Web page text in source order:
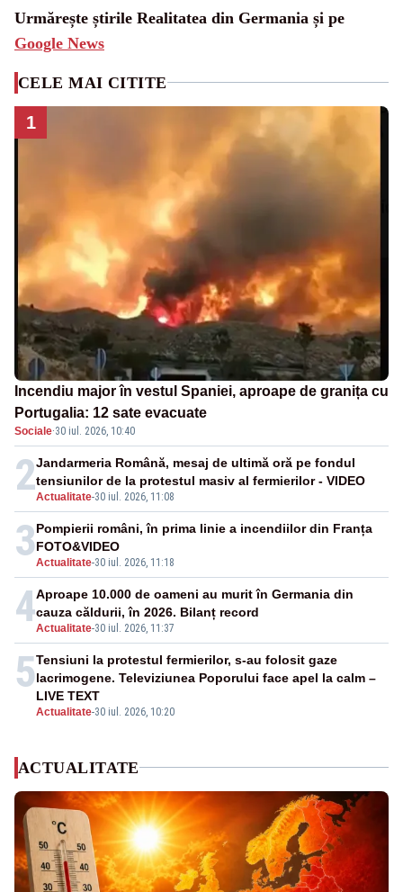
Urmărește știrile Realitatea din Germania și pe
Google News
CELE MAI CITITE
1
Incendiu major în vestul Spaniei, aproape de granița cu
Portugalia: 12 sate evacuate
Sociale·30 iul. 2026, 10:40
2Actualitate-30 iul. 2026, 11:08
Jandarmeria Română, mesaj de ultimă oră pe fondul
tensiunilor de la protestul masiv al fermierilor - VIDEO
3Actualitate-30 iul. 2026, 11:18
Pompierii români, în prima linie a incendiilor din Franța
FOTO&VIDEO
4Actualitate-30 iul. 2026, 11:37
Aproape 10.000 de oameni au murit în Germania din
cauza căldurii, în 2026. Bilanț record
5
Actualitate-30 iul. 2026, 10:20
Tensiuni la protestul fermierilor, s-au folosit gaze
lacrimogene. Televiziunea Poporului face apel la calm –
LIVE TEXT
ACTUALITATE